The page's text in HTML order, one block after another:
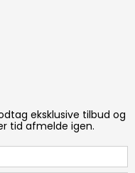
eksklusive tilbud og
tid afmelde igen.